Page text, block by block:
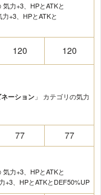
気力+3、HPとATKと
+3、HPとATKと
120 120
ーション 」 カテゴリの気力
77 77
気力+3、HPとATKと
+3、HPとATKとDEF50%UP